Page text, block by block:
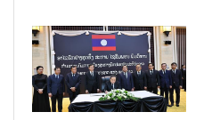
trị, Chủ tịch Quốc hội Lào.